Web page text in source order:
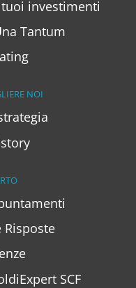
investimenti
Tantum
NOI
Risposte
SCF